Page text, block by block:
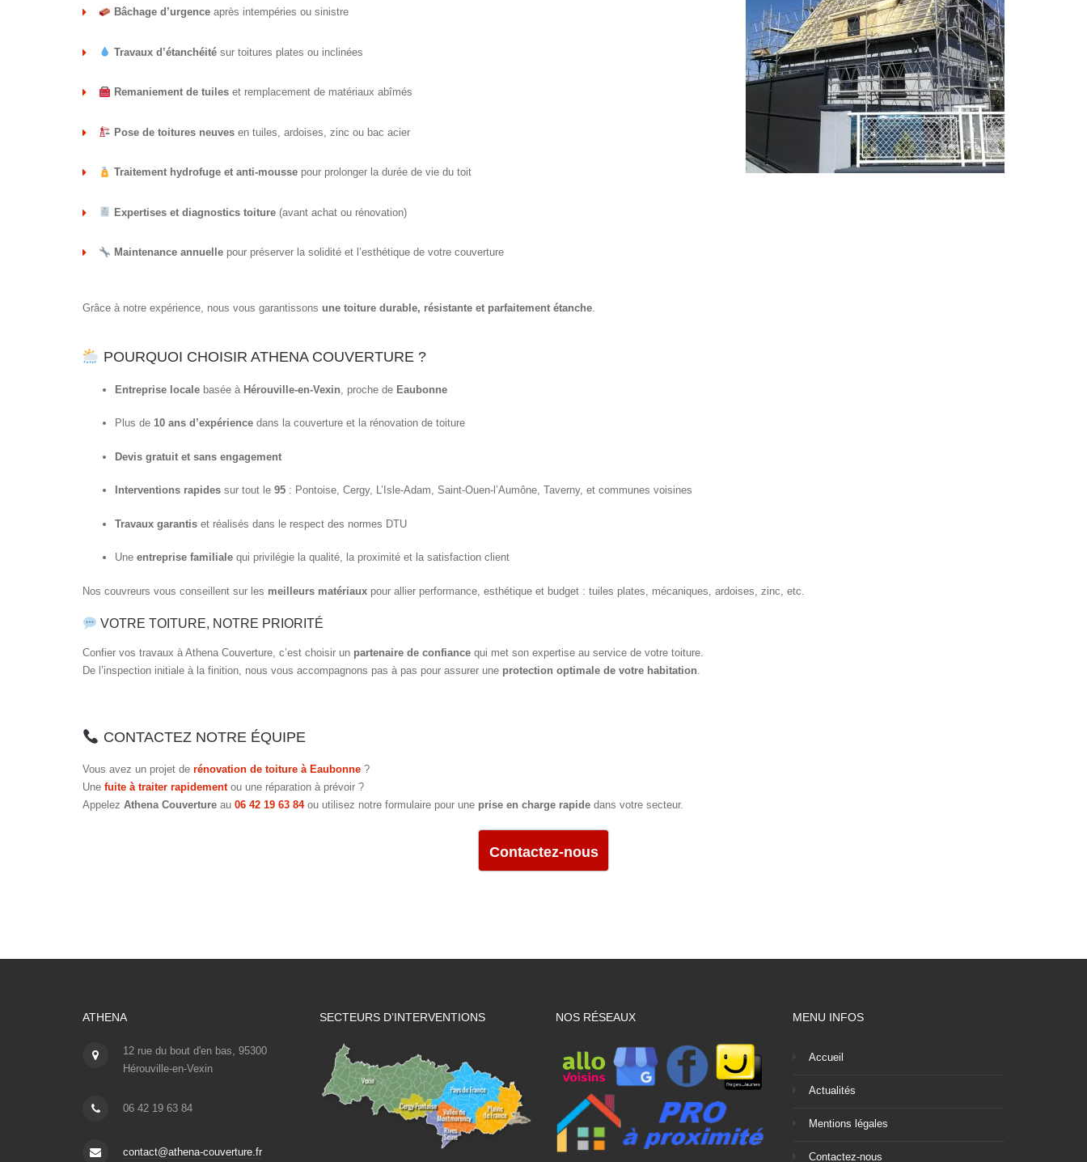
Bâchage d’urgenceaprès intempéries ou sinistre
Travaux d’étanchéitésur toitures plates ou inclinées
Remaniement de tuileset remplacement de matériaux abîmés
Pose de toitures neuvesen tuiles, ardoises, zinc ou bac acier
Traitement hydrofuge et anti-moussepour prolonger la durée de vie du toit
Expertises et diagnostics toiture(avant achat ou rénovation)
Maintenance annuellepour préserver la solidité et l’esthétique de votre couverture
Grâce à notre expérience, nous vous garantissons une toiture durable, résistante et parfaitement étanche.
POURQUOI CHOISIR ATHENA COUVERTURE ?
Entreprise locale basée à Hérouville-en-Vexin , proche de Eaubonne
Plus de 10 ans d’expérience dans la couverture et la rénovation de toiture
Devis gratuit et sans engagement
Interventions rapides sur tout le 95 : Pontoise, Cergy, L’Isle-Adam, Saint-Ouen-l’Aumône, Taverny, et communes voisines
Travaux garantis et réalisés dans le respect des normes DTU
Une entreprise familiale qui privilégie la qualité, la proximité et la satisfaction client
Nos couvreurs vous conseillent sur les meilleurs matériaux pour allier performance, esthétique et budget : tuiles plates, mécaniques, ardoises, zinc, etc.
VOTRE TOITURE, NOTRE PRIORITÉ
Confier vos travaux à Athena Couverture, c’est choisir un partenaire de confiance qui met son expertise au service de votre toiture.
De l’inspection initiale à la finition, nous vous accompagnons pas à pas pour assurer une protection optimale de votre habitation.
CONTACTEZ NOTRE ÉQUIPE
Vous avez un projet de rénovation de toiture à Eaubonne ?
Une fuite à traiter rapidementou une réparation à prévoir ?
Appelez Athena Couverture au 06 42 19 63 84ou utilisez notre formulaire pour une prise en charge rapide dans votre secteur.
Contactez-nous
ATHENA
12 rue du bout d'en bas, 95300
Hérouville-en-Vexin
06 42 19 63 84
contact@athena-couverture.fr
SECTEURS D’INTERVENTIONS NOS RÉSEAUX MENU INFOS
Accueil
Actualités
Mentions légales
Contactez-nous